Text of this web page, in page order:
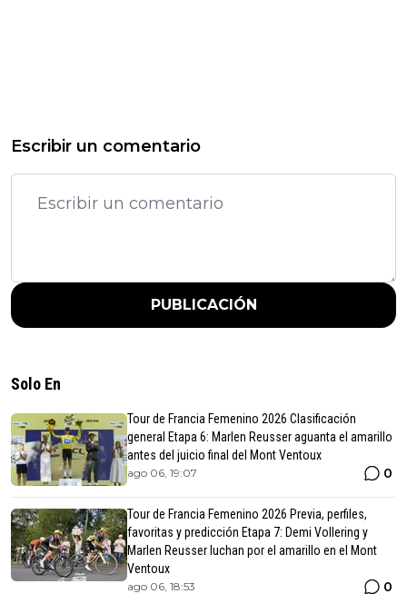
Escribir un comentario
PUBLICACIÓN
Solo En
Tour de Francia Femenino 2026 Clasificación
general Etapa 6: Marlen Reusser aguanta el amarillo
antes del juicio final del Mont Ventoux
ago 06, 19:07 0
Tour de Francia Femenino 2026 Previa, perfiles,
favoritas y predicción Etapa 7: Demi Vollering y
Marlen Reusser luchan por el amarillo en el Mont
Ventoux
ago 06, 18:53 0